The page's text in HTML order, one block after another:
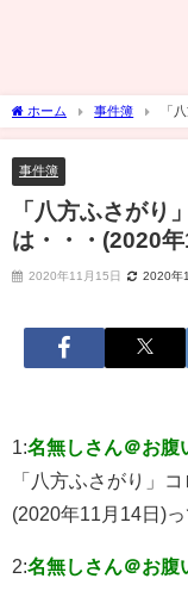
ホーム 事件簿
「
(2020年11月14日)
事件簿
「八方ふさがり
は・・・(2020
2020年11月15日 2020年
1:名無しさん＠お腹
「八方ふさがり」
(2020年11月14日)
2:名無しさん＠お腹